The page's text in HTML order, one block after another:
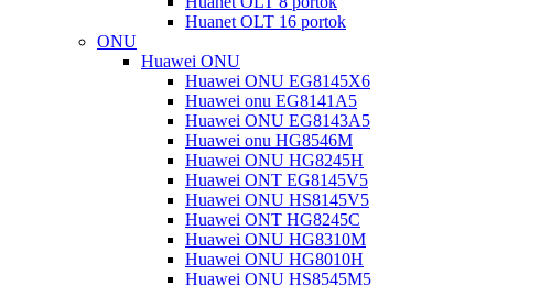
Huanet OLT 16 portok
ONU
Huawei ONU
Huawei ONU EG8145X6
Huawei onu EG8141A5
Huawei ONU EG8143A5
Huawei onu HG8546M
Huawei ONU HG8245H
Huawei ONT EG8145V5
Huawei ONU HS8145V5
Huawei ONT HG8245C
Huawei ONU HG8310M
Huawei ONU HG8010H
Huawei ONU HS8545M5